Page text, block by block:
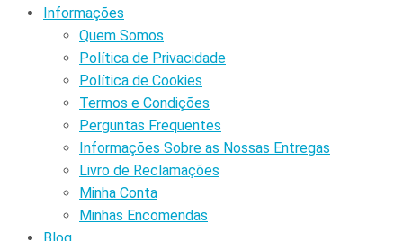
Informações
Quem Somos
Política de Privacidade
Política de Cookies
Termos e Condições
Perguntas Frequentes
Informações Sobre as Nossas Entregas
Livro de Reclamações
Minha Conta
Minhas Encomendas